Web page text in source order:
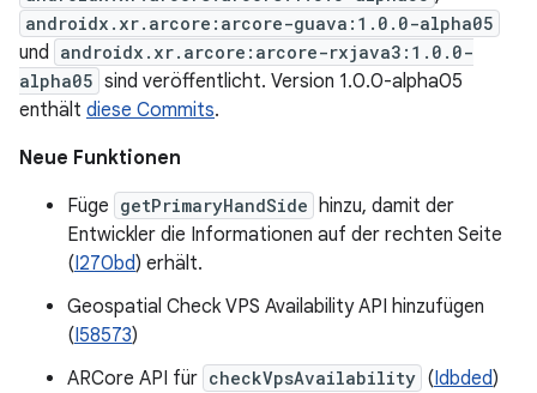
androidx.xr.arcore:arcore-guava:1.0.0-alpha05
und androidx.xr.arcore:arcore-rxjava3:1.0.0-
alpha05 sind veröffentlicht. Version 1.0.0-alpha05
enthält diese Commits.
Neue Funktionen
Füge getPrimaryHandSide hinzu, damit der
Entwickler die Informationen auf der rechten Seite
(I270bd) erhält.
Geospatial Check VPS Availability API hinzufügen
(I58573)
ARCore API für checkVpsAvailability (Idbded)